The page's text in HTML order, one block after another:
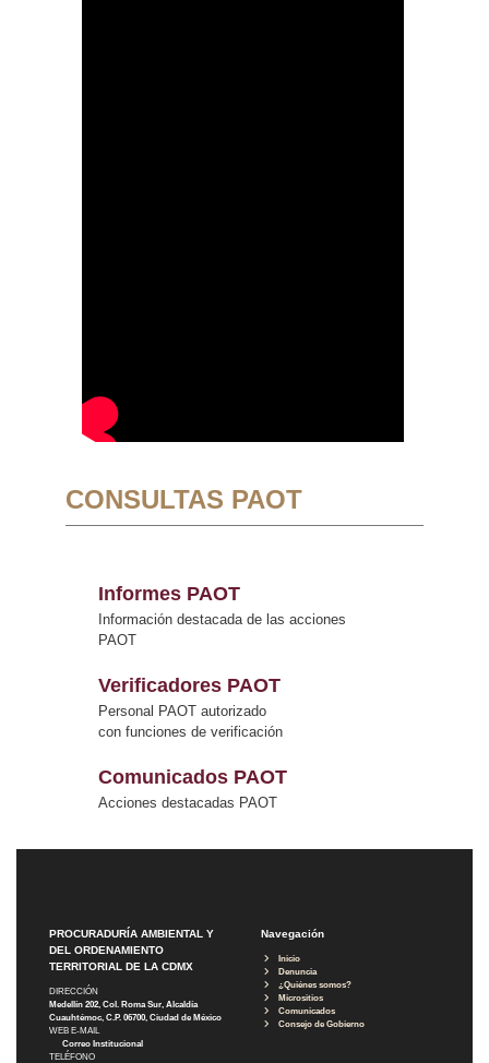
CONSULTAS PAOT
Informes PAOT
Información destacada de las acciones
PAOT
Verificadores PAOT
Personal PAOT autorizado
con funciones de verificación
Comunicados PAOT
Acciones destacadas PAOT
PROCURADURÍA AMBIENTAL Y
DEL ORDENAMIENTO
TERRITORIAL DE LA CDMX
DIRECCIÓN
Medellín 202, Col. Roma Sur, Alcaldía
Cuauhtémoc, C.P. 06700, Ciudad de México
WEB E-MAIL
Correo Institucional
TELÉFONO
Navegación
Inicio
Denuncia
¿Quiénes somos?
Micrositios
Comunicados
Consejo de Gobierno